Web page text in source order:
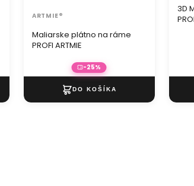
Maliarske plátno na ráme
PROFI ARTMIE
ARTMIE®
-25%
3D